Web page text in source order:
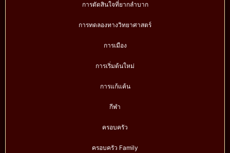
การตัดสินใจที่ยากลำบาก
การทดลองทางวิทยาศาสตร์
การเมือง
การเริ่มต้นใหม่
การแก้แค้น
กีฬา
ครอบครัว
ครอบครัว Family